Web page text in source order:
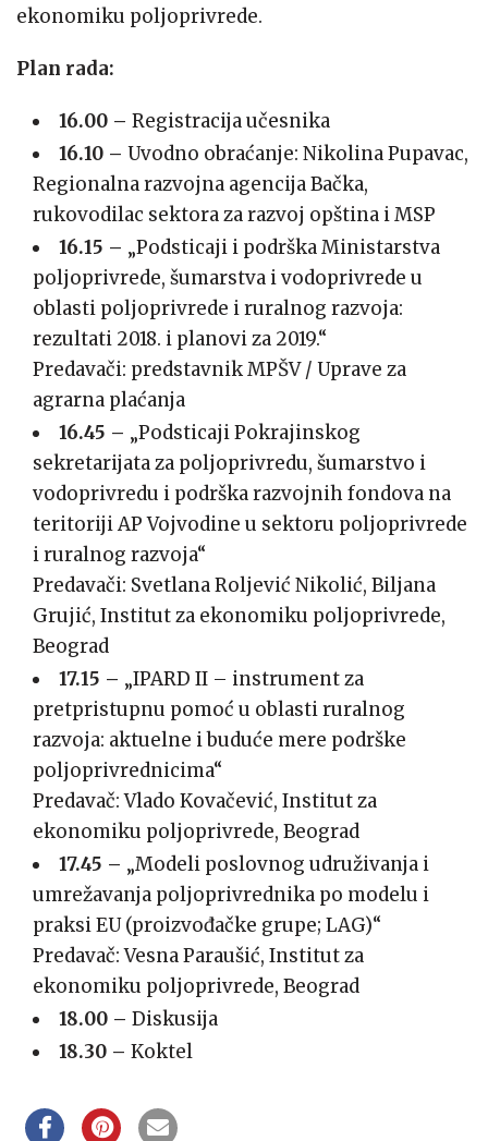
ekonomiku poljoprivrede.
Plan rada:
16.00 – Registracija učesnika
16.10 – Uvodno obraćanje: Nikolina Pupavac,
Regionalna razvojna agencija Bačka,
rukovodilac sektora za razvoj opština i MSP
16.15 – „Podsticaji i podrška Ministarstva
poljoprivrede, šumarstva i vodoprivrede u
oblasti poljoprivrede i ruralnog razvoja:
rezultati 2018. i planovi za 2019.“
Predavači: predstavnik MPŠV / Uprave za
agrarna plaćanja
16.45 – „Podsticaji Pokrajinskog
sekretarijata za poljoprivredu, šumarstvo i
vodoprivredu i podrška razvojnih fondova na
teritoriji AP Vojvodine u sektoru poljoprivrede
i ruralnog razvoja“
Predavači: Svetlana Roljević Nikolić, Biljana
Grujić, Institut za ekonomiku poljoprivrede,
Beograd
17.15 – „IPARD II – instrument za
pretpristupnu pomoć u oblasti ruralnog
razvoja: aktuelne i buduće mere podrške
poljoprivrednicima“
Predavač: Vlado Kovačević, Institut za
ekonomiku poljoprivrede, Beograd
17.45 – „Modeli poslovnog udruživanja i
umrežavanja poljoprivrednika po modelu i
praksi EU (proizvođačke grupe; LAG)“
Predavač: Vesna Paraušić, Institut za
ekonomiku poljoprivrede, Beograd
18.00 – Diskusija
18.30 – Koktel